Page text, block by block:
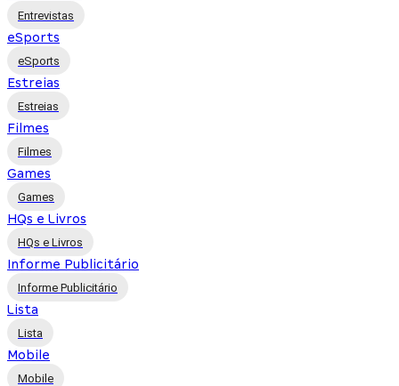
Entrevistas
eSports
eSports
Estreias
Estreias
Filmes
Filmes
Games
Games
HQs e Livros
HQs e Livros
Informe Publicitário
Informe Publicitário
Lista
Lista
Mobile
Mobile